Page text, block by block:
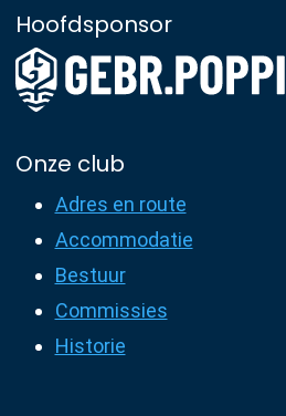
Hoofdsponsor
Onze club
Adres en route
Accommodatie
Bestuur
Commissies
Historie